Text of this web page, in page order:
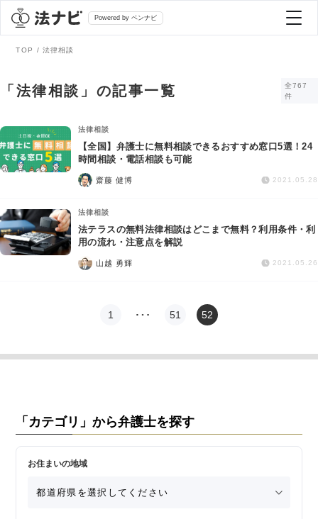
Powered by ベンナビ
全て
法律相談
債務整理
遺産相続
債権回収
弁護士を探す
おすすめ弁護士診断
AI Search Premium
掲載をご検討の弁護士の方へ
TOP 法律相談
「法律相談」の記事一覧
全767
件
法律相談
【全国】弁護士に無料相談できるおすすめ窓口5選！24
時間相談・電話相談も可能
齋藤 健博 2021.05.28
法律相談
法テラスの無料法律相談はどこまで無料？利用条件・利
用の流れ・注意点を解説
山越 勇輝 2021.05.26
1 … 51 52
「カテゴリ」から弁護士を探す
お住まいの地域